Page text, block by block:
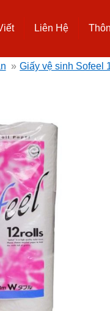
Liên Hệ
» Giấy vệ sinh Sofeel